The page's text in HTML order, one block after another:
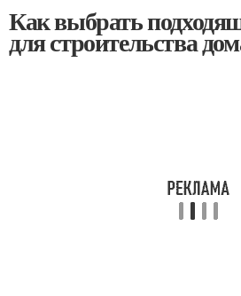
Как выбрать
для строительства